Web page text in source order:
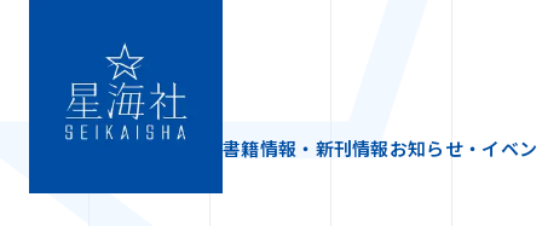
書籍情報・新刊情報お知らせ・イベン